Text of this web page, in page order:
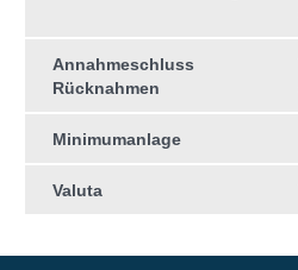
Annahmeschluss
Rücknahmen
Minimumanlage
Valuta